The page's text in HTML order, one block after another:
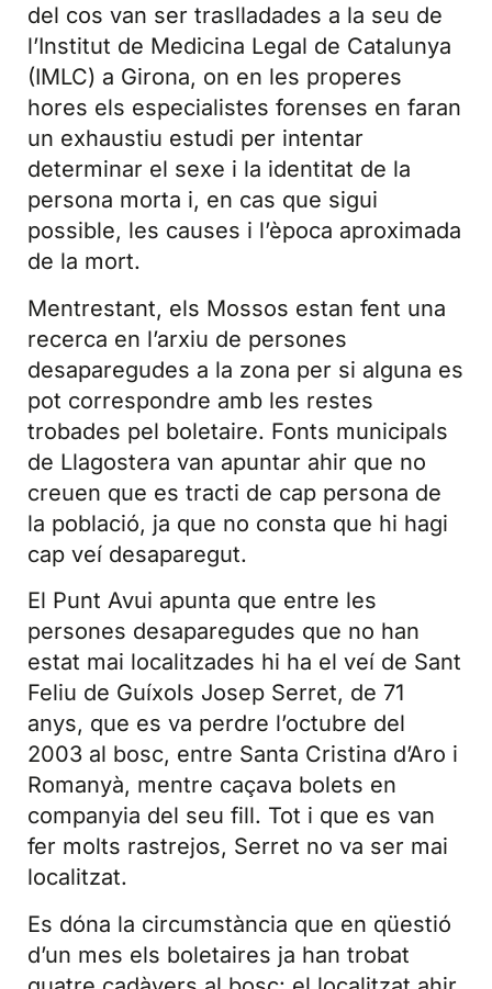
del cos van ser traslladades a la seu de
l’Institut de Medicina Legal de Catalunya
(IMLC) a Girona, on en les properes
hores els especialistes forenses en faran
un exhaustiu estudi per intentar
determinar el sexe i la identitat de la
persona morta i, en cas que sigui
possible, les causes i l’època aproximada
de la mort.
Mentrestant, els Mossos estan fent una
recerca en l’arxiu de persones
desaparegudes a la zona per si alguna es
pot correspondre amb les restes
trobades pel boletaire. Fonts municipals
de Llagostera van apuntar ahir que no
creuen que es tracti de cap persona de
la població, ja que no consta que hi hagi
cap veí desaparegut.
El Punt Avui apunta que entre les
persones desaparegudes que no han
estat mai localitzades hi ha el veí de Sant
Feliu de Guíxols Josep Serret, de 71
anys, que es va perdre l’octubre del
2003 al bosc, entre Santa Cristina d’Aro i
Romanyà, mentre caçava bolets en
companyia del seu fill. Tot i que es van
fer molts rastrejos, Serret no va ser mai
localitzat.
Es dóna la circumstància que en qüestió
d’un mes els boletaires ja han trobat